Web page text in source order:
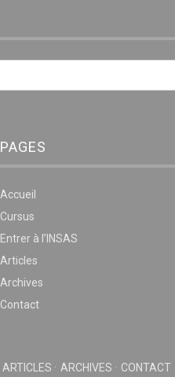
PAGES
Accueil
Cursus
Entrer à l’INSAS
Articles
Archives
Contact
ARTICLES ARCHIVES CONTACT